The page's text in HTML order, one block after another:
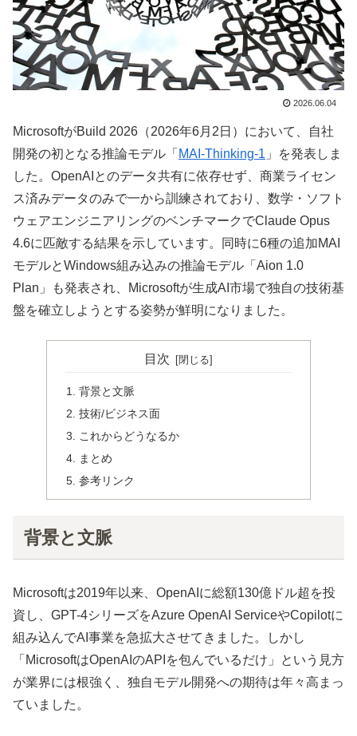
2026.06.04
MicrosoftがBuild 2026（2026年6月2日）において、自社
開発の初となる推論モデル「 MAI-Thinking-1 」を発表しま
した。OpenAIとのデータ共有に依存せず、商業ライセン
ス済みデータのみで一から訓練されており、数学・ソフト
ウェアエンジニアリングのベンチマークでClaude Opus
4.6に匹敵する結果を示しています。同時に6種の追加MAI
モデルとWindows組み込みの推論モデル「Aion 1.0
Plan」も発表され、Microsoftが生成AI市場で独自の技術基
盤を確立しようとする姿勢が鮮明になりました。
目次
背景と文脈
技術/ビジネス面
これからどうなるか
まとめ
参考リンク
背景と文脈
Microsoftは2019年以来、OpenAIに総額130億ドル超を投
資し、GPT-4シリーズをAzure OpenAI ServiceやCopilotに
組み込んでAI事業を急拡大させてきました。しかし
「MicrosoftはOpenAIのAPIを包んでいるだけ」という見方
が業界には根強く、独自モデル開発への期待は年々高まっ
ていました。